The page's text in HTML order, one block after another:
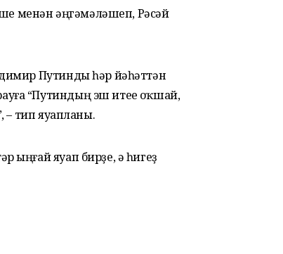
менән әңгәмәләшеп, Рәсәй
Путинды һәр йәһәттән
“Путиндың эш итеүе оҡшай,
– тип яуапланы.
ыңғай яуап бирҙе, ә һигеҙ